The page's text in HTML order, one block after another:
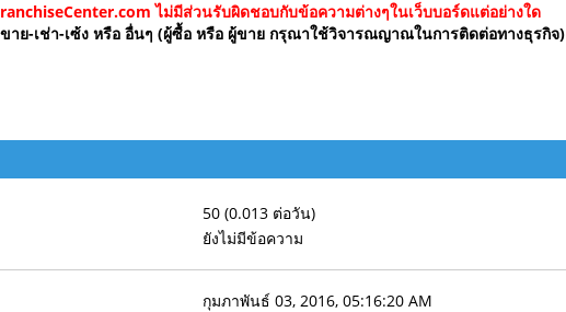
ไม่มีส่วนรับผิดชอบกับข้อความต่างๆในเว็บบอร์ดแต่อย่างใด
าย-เช่า-เซ้ง หรือ อื่นๆ (ผู้ซื้อ หรือ ผู้ขาย กรุณาใช้วิจารณญาณในการติดต่อทางธุรกิจ)
50 (0.013 ต่อวัน)
ยังไม่มีข้อความ
กุมภาพันธ์ 03, 2016, 05:16:20 AM